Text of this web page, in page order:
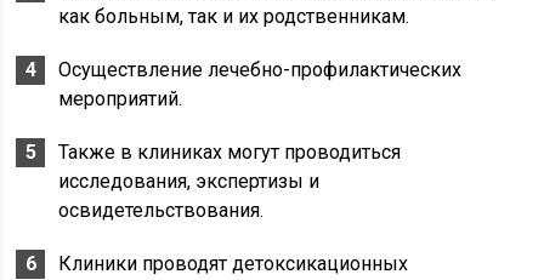
как больным, так и их родственникам.
Осуществление лечебно-профилактических
мероприятий.
Также в клиниках могут проводиться
исследования, экспертизы и
освидетельствования.
Клиники проводят детоксикационных